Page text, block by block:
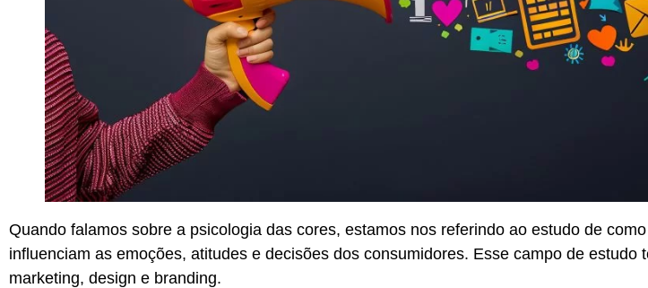
Quando falamos sobre a psicologia das cores, estamos nos referindo ao estudo de
influenciam as emoções, atitudes e decisões dos consumidores. Esse campo de estudo
marketing, design e branding.